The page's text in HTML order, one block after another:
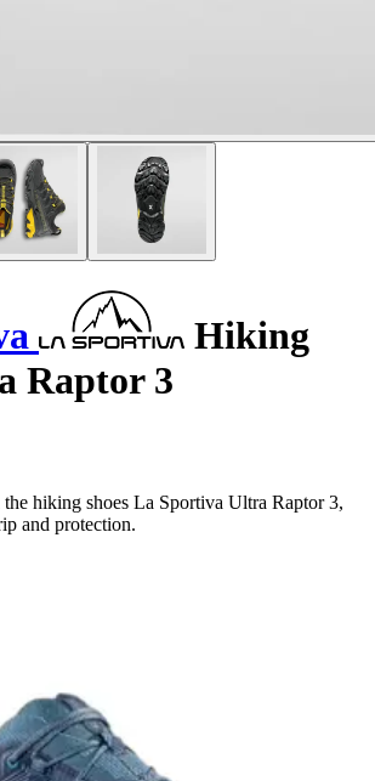
Hiking
Raptor 3
hiking shoes La Sportiva Ultra Raptor 3,
and protection.